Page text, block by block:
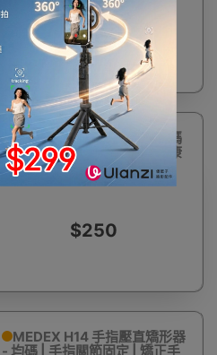
$250
MEDEX H13 手指活動器 - S碼
| 動態復健設備 | 適合手術後康
復 | 香港行貨
$250
MEDEX H14 手指壓直矯形器
- 均碼 | 手指關節固定 | 矯正手